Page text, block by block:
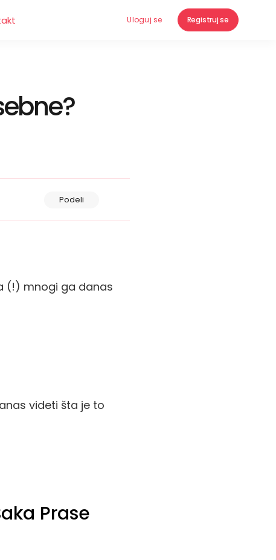
Uloguj se Registruj se
Podeli
(!) mnogi ga danas
videti šta je to
Prase